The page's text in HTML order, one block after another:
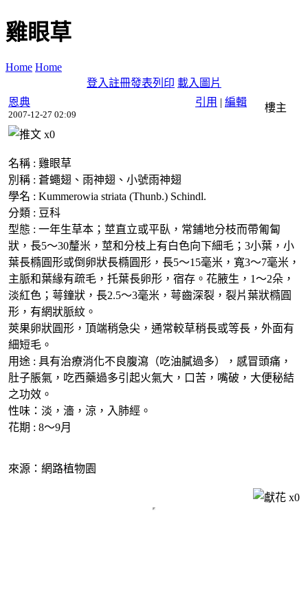
雞眼草
Home Home
登入註冊發表列印 載入圖片
引用 | 編輯
恩典
2007-12-27 02:09
樓主
x0
名稱 : 雞眼草
別稱 : 蒼蠅翅、雨神翅、小號雨神翅
學名 : Kummerowia striata (Thunb.) Schindl.
分類 : 豆科
型態 : 一年生草本；莖直立或平臥，常鋪地分枝而帶匍匐
狀，長5～30釐米，莖和分枝上有白色向下細毛；3小葉，小
葉長橢圓形或倒卵狀長橢圓形，長5～15毫米，寬3～7毫米，
主脈和葉緣有疏毛，托葉長卵形，宿存。花腋生，1～2朵，
淡紅色；萼鐘狀，長2.5～3毫米，萼齒深裂，裂片葉狀橢圓
形，有網狀脈紋。
莢果卵狀圓形，頂端稍急尖，通常較草稍長或等長，外面有
細短毛。
用途 : 具有治療消化不良腹瀉（吃油膩過多），感冒頭痛，
肚子脹氣，吃西藥過多引起火氣大，口苦，嘴破，大便秘結
之功效。
性味：淡，濇，涼，入肺經。
花期 : 8～9月
來源：網路植物園
x0